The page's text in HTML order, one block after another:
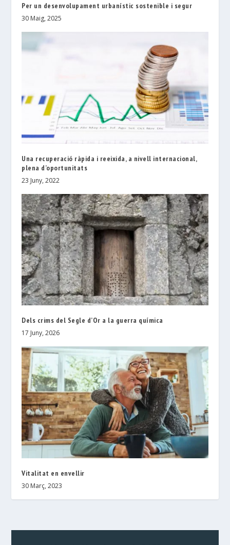
Per un desenvolupament urbanístic sostenible i segur
30 Maig, 2025
Una recuperació ràpida i reeixida, a nivell internacional,
plena d’oportunitats
23 Juny, 2022
Dels crims del Segle d’Or a la guerra química
17 Juny, 2026
Vitalitat en envellir
30 Març, 2023